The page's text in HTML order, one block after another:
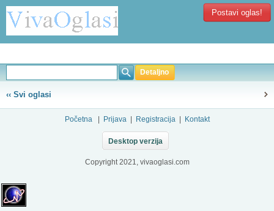
Postavi oglas!
Detaljno
‹‹ Svi oglasi
Početna Prijava Registracija Kontakt
Desktop verzija
Copyright 2021, vivaoglasi.com